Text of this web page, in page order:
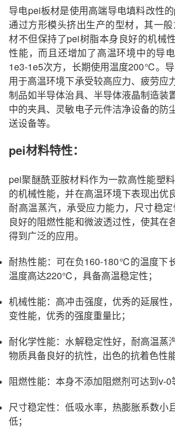
导电pei板材是使用高端导电填料改性
通过方形模头挤出生产的型材，其一
材不但保持了pei树脂本身良好的机械
性能，而且还增加了高温环境中的导
1e3-1e5次方，长期使用温度200℃。
用于高温环境下承受较高应力、疲劳应
制品如半导体治具、半导体液晶制造装
中的夹具、灵敏电子元件洁净设备的防
送设备等。
pei材料特性：
pei聚醚酰亚胺材料作为一款高性能塑
的机械性能，并在高温环境下表现出优
耐高温蒸汽，承受应力能力，尺寸稳
良好的阻燃性能和微波透过性，使其在
得到广泛的应用。
耐热性能：可在负160-180℃的温度下
温度高达220℃，具备高温稳定性；
机械性能：高冲击强度，优秀的延展性
变性能，优秀的强度重量比；
耐化学性能：水解稳定性好，耐高温蒸
物质具备良好的抗性，出色的抗着色性
阻燃性能：本身不添加阻燃剂可达到v-0
尺寸稳定性：低吸水率，热膨胀系数小
低；